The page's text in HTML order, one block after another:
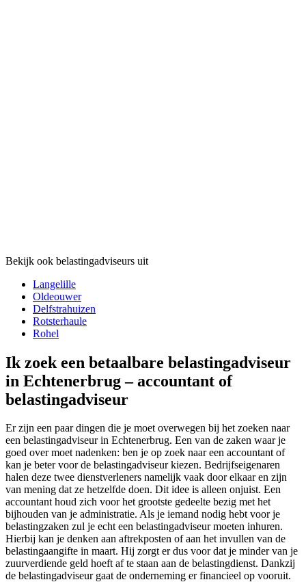
Bekijk ook belastingadviseurs uit
Langelille
Oldeouwer
Delfstrahuizen
Rotsterhaule
Rohel
Ik zoek een betaalbare belastingadviseur
in Echtenerbrug – accountant of
belastingadviseur
Er zijn een paar dingen die je moet overwegen bij het zoeken naar
een belastingadviseur in Echtenerbrug. Een van de zaken waar je
goed over moet nadenken: ben je op zoek naar een accountant of
kan je beter voor de belastingadviseur kiezen. Bedrijfseigenaren
halen deze twee dienstverleners namelijk vaak door elkaar en zijn
van mening dat ze hetzelfde doen. Dit idee is alleen onjuist. Een
accountant houd zich voor het grootste gedeelte bezig met het
bijhouden van je administratie. Als je iemand nodig hebt voor je
belastingzaken zul je echt een belastingadviseur moeten inhuren.
Hierbij kan je denken aan aftrekposten of aan het invullen van de
belastingaangifte in maart. Hij zorgt er dus voor dat je minder van je
zuurverdiende geld hoeft af te staan aan de belastingdienst. Dankzij
de belastingadviseur gaat de onderneming er financieel op vooruit.